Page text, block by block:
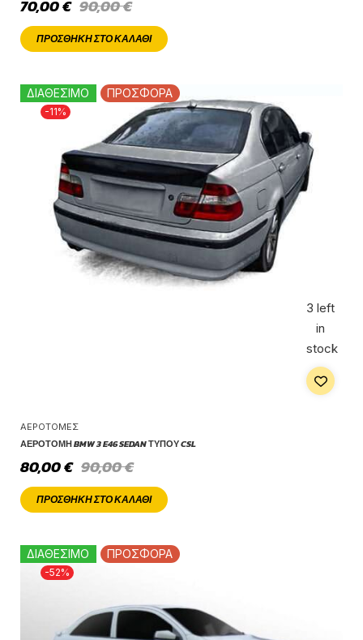
90,00€
70,00€
ΠΡΟΣΘΉΚΗ ΣΤΟ ΚΑΛΆΘΙ
-11%
ΔΙΑΘΕΣΙΜΟ ΠΡΟΣΦΟΡΑ
3 left
in
stock
ΑΕΡΟΤΟΜΈΣ
ΑΕΡΟΤΟΜΉ BMW 3 E46 SEDAN ΤΎΠΟΥ CSL
90,00€
80,00€
ΠΡΟΣΘΉΚΗ ΣΤΟ ΚΑΛΆΘΙ
-52%
ΔΙΑΘΕΣΙΜΟ ΠΡΟΣΦΟΡΑ